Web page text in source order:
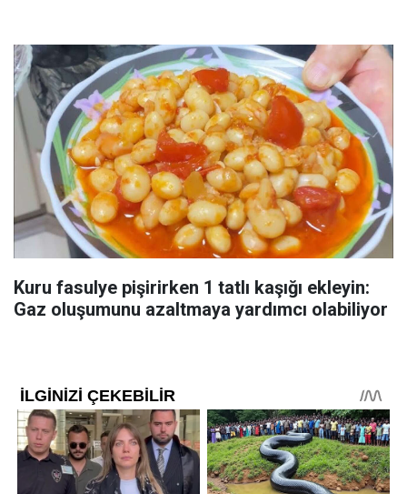
Kuru fasulye pişirirken 1 tatlı kaşığı ekleyin:
Gaz oluşumunu azaltmaya yardımcı olabiliyor